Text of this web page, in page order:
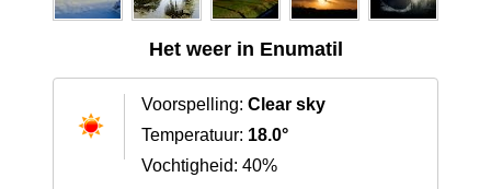
Het weer in Enumatil
Voorspelling: Clear sky
Temperatuur: 18.0°
Vochtigheid: 40%